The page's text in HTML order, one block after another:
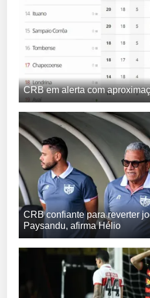
CRB em alerta com
CRB confiante para reverter
Paysandu, afirma Hélio